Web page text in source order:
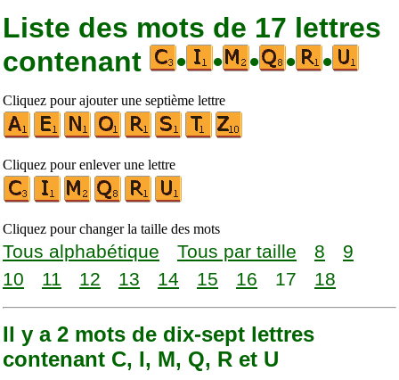
Liste des mots de 17 lettres
contenant
• • • • •
Cliquez pour ajouter une septième lettre
Cliquez pour enlever une lettre
Cliquez pour changer la taille des mots
Tous alphabétique Tous par taille 8
9
10
11 12 13 14 15 16 17 18
Il y a 2 mots de dix-sept lettres
contenant C, I, M, Q, R et U